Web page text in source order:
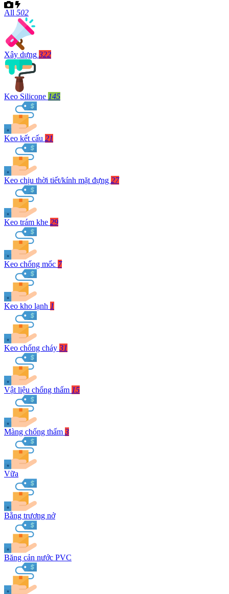
All 502
Xây dựng 322
Keo Silicone 145
Keo kết cấu 21
Keo chịu thời tiết/kính mặt đựng 27
Keo trám khe 29
Keo chống mốc 7
Keo kho lạnh 1
Keo chống cháy 31
Vật liệu chống thấm 15
Màng chống thấm 3
Vữa
Bằng trương nở
Băng cản nước PVC